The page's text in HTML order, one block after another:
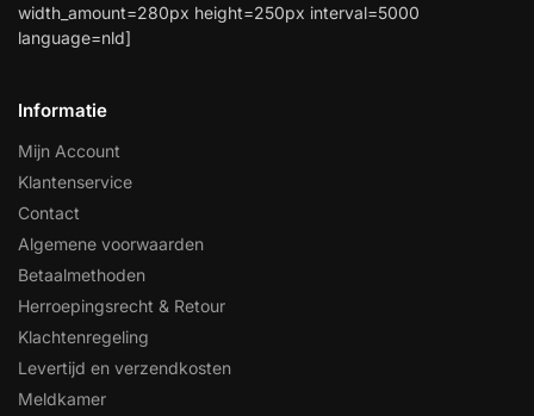
width_amount=280px height=250px interval=5000
language=nld]
Informatie
Mijn Account
Klantenservice
Contact
Algemene voorwaarden
Betaalmethoden
Herroepingsrecht & Retour
Klachtenregeling
Levertijd en verzendkosten
Meldkamer